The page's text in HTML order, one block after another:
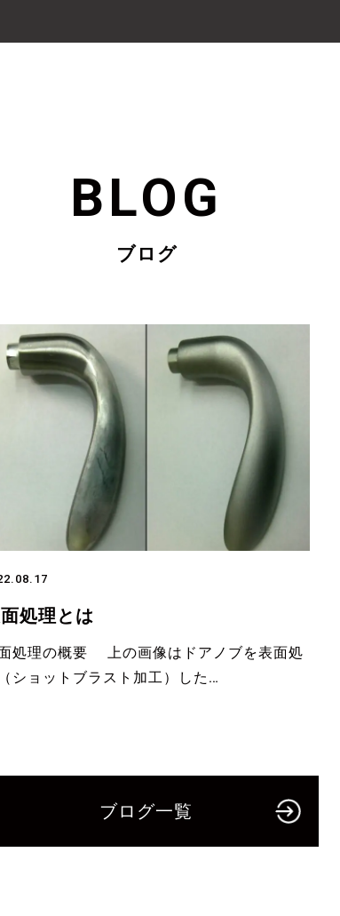
BLOG
ブログ
処理とは
処理の概要 上の画像はドアノブを表面処
ショットブラスト加工）した…
ブログ一覧